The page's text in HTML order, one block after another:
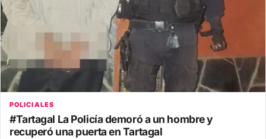
POLICIALES
#Tartagal La Policía demoró a un hombre y
recuperó una puerta en Tartagal